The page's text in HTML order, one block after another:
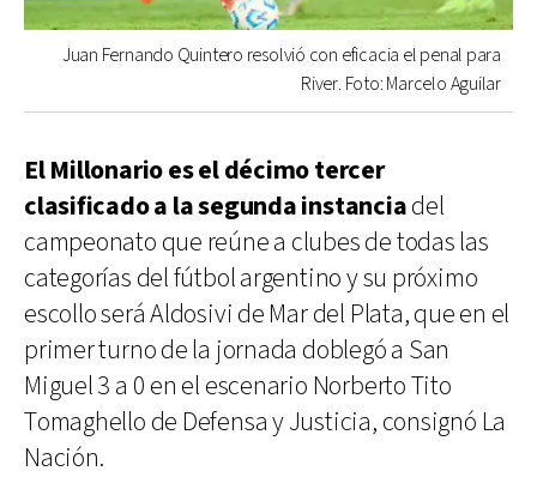
Juan Fernando Quintero resolvió con eficacia el penal para
River. Foto: Marcelo Aguilar
El Millonario es el décimo tercer
clasificado a la segunda instanciadel
campeonato que reúne a clubes de todas las
categorías del fútbol argentino y su próximo
escollo será Aldosivi de Mar del Plata, que en el
primer turno de la jornada doblegó a San
Miguel 3 a 0 en el escenario Norberto Tito
Tomaghello de Defensa y Justicia, consignó La
Nación.